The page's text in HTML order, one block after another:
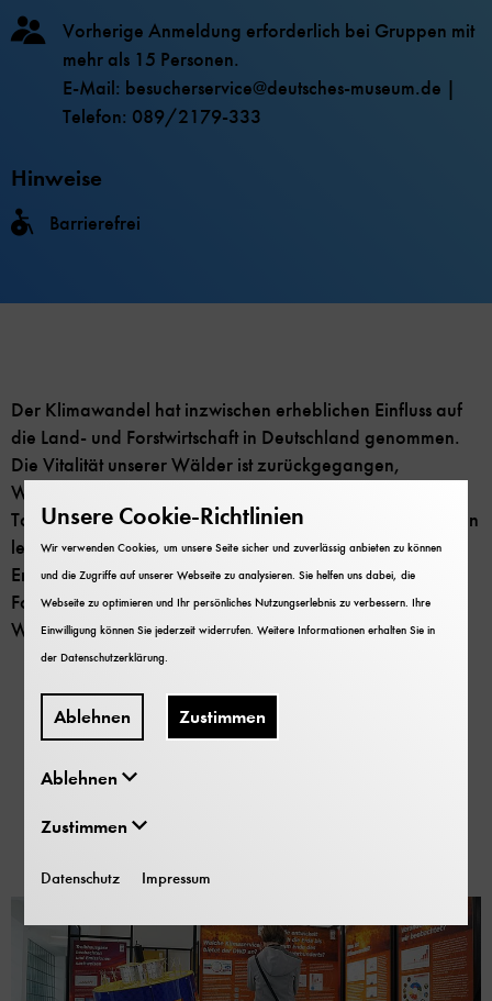
Vorherige Anmeldung erforderlich bei Gruppen mit
mehr als 15 Personen.
E-Mail: besucherservice@deutsches-museum.de |
Telefon: 089/2179-333
Hinweise
Barrierefrei
Der Klimawandel hat inzwischen erheblichen Einfluss auf
die Land- und Forstwirtschaft in Deutschland genommen.
Die Vitalität unserer Wälder ist zurückgegangen,
Waldbrände stehen immer häufiger auf der
Tagesordnung. Im Bereich der Landwirtschaft hatten in den
letzten Jahren Dürreperioden zu teils erheblichen
Ertragseinbußen geführt. Wie der DWD die Land- und
Forstwirtschaft hier unterstützt, wird in diesem Vortrag von
Wolfgang Kurtz vom Deutschen Wetterdienst vorgestellt.
Eine Sonderausstellung des Deutschen Wetterdienstes
Unsere Cookie-Richtlinien
Wir verwenden Cookies, um unsere Seite sicher und zuverlässig anbieten zu können
und die Zugriffe auf unserer Webseite zu analysieren. Sie helfen uns dabei, die
Webseite zu optimieren und Ihr persönliches Nutzungserlebnis zu verbessern. Ihre
Einwilligung können Sie jederzeit widerrufen. Weitere Informationen erhalten Sie in
derDatenschutzerklärung
Ablehnen Zustimmen
Ablehnen
Zustimmen
Datenschutz Impressum